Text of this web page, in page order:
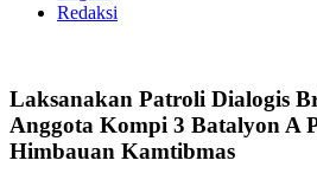
Redaksi
Laksanakan Patroli Dialogis
Anggota Kompi 3 Batalyon A
Himbauan Kamtibmas